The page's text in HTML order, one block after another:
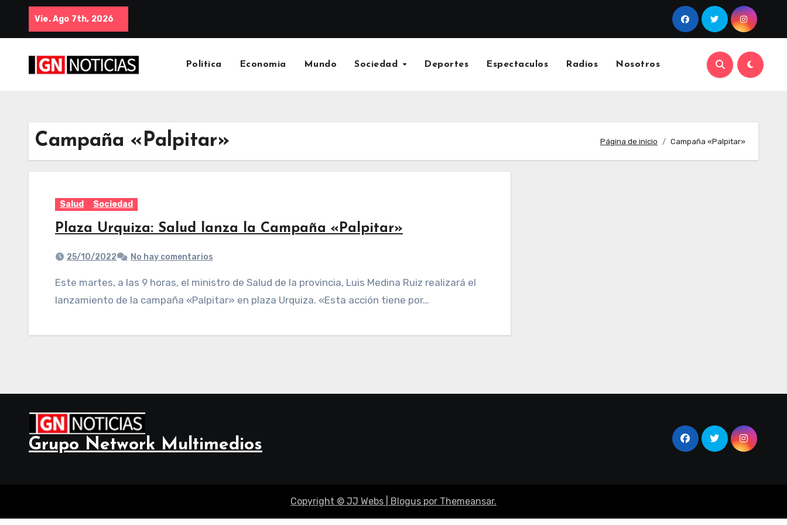
Vie. Ago 7th, 2026
Política Economia Mundo Sociedad Deportes Espectaculos Radios Nosotros
Campaña «Palpitar» Página de inicio Campaña «Palpitar»
Salud Sociedad
Plaza Urquiza: Salud lanza la Campaña «Palpitar»
25/10/2022 No hay comentarios
Este martes, a las 9 horas, el ministro de Salud de la provincia, Luis Medina Ruiz realizará el
lanzamiento de la campaña «Palpitar» en plaza Urquiza. «Esta acción tiene por…
Grupo Network Multimedios
Copyright © JJ Webs Blogus por Themeansar.